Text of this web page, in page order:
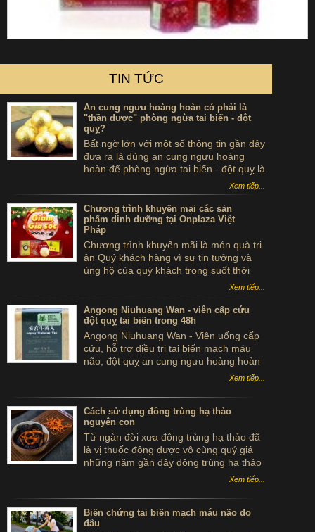
TIN TỨC
An cung ngưu hoàng hoàn có phải là
"thần dược" phòng ngừa tai biến - đột
quỵ?
Bất ngờ lớn với một số thông tin gần đây
đưa ra là dùng an cung ngưu hoàng
hoàn để phòng ngừa tai biến - đột quỵ là
...tự sát. Thực hư sản phẩm này ra sao,
có thể dùng để phòng tai biến - đột quỵ
không?
Xem tiếp...
Chương trình khuyến mại các sản
phẩm dinh dưỡng tại Onplaza Việt
Pháp
Chương trình khuyến mãi là món quà tri
ân Quý khách hàng vì sự tin tưởng và
ủng hộ của quý khách trong suốt thời
Xem tiếp...
Angong Niuhuang Wan - viên cấp cứu
đột quỵ tai biến trong 48h
Angong Niuhuang Wan - Viên uống cấp
cứu, hỗ trợ điều trị tai biến mạch máu
não, đột quỵ an cung ngưu hoàng hoàn
hộp gỗ màu xanh bắc kinh đồng nhân
Xem tiếp...
Cách sử dụng đông trùng hạ thảo
nguyên con
Từ ngàn đời xưa đông trùng hạ thảo đã
là vị thuốc đông dược vô cùng quý giá
những năm gần đây đông trùng hạ thảo
được coi như một món quà xa xỉ trong
Trung Quốc, HongKong hay Singapore
Xem tiếp...
Biến chứng tai biến mạch máu não do
đâu